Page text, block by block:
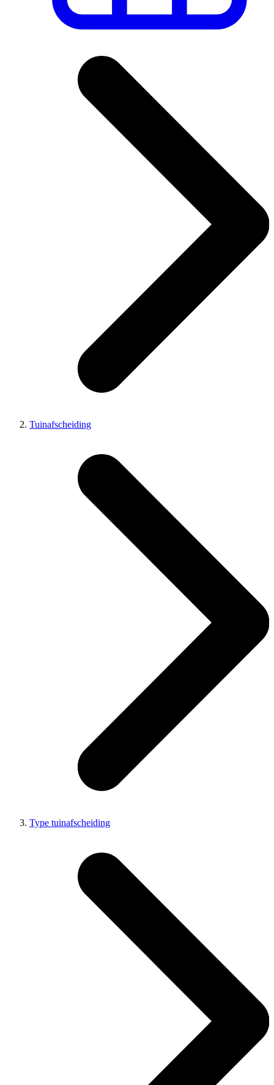
Tuinafscheiding
Type tuinafscheiding